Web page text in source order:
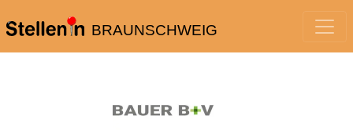
BRAUNSCHWEIG